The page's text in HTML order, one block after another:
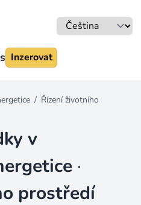
Inzerovat
/ Řízení životního
v
·
prostředí